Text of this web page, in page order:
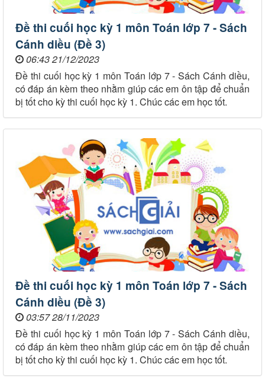
Đề thi cuối học kỳ 1 môn Toán lớp 7 - Sách
Cánh diều (Đề 3)
06:43 21/12/2023
Đề thi cuối học kỳ 1 môn Toán lớp 7 - Sách Cánh diều,
có đáp án kèm theo nhằm giúp các em ôn tập để chuẩn
bị tốt cho kỳ thi cuối học kỳ 1. Chúc các em học tốt.
Đề thi cuối học kỳ 1 môn Toán lớp 7 - Sách
Cánh diều (Đề 3)
03:57 28/11/2023
Đề thi cuối học kỳ 1 môn Toán lớp 7 - Sách Cánh diều,
có đáp án kèm theo nhằm giúp các em ôn tập để chuẩn
bị tốt cho kỳ thi cuối học kỳ 1. Chúc các em học tốt.